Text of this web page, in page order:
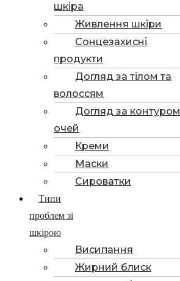
шкіра
Живлення шкіри
Сонцезахисні
продукти
Догляд за тілом та
волоссям
Догляд за контуром
очей
Креми
Маски
Сироватки
Типи
проблем зі
шкірою
Висипання
Жирний блиск